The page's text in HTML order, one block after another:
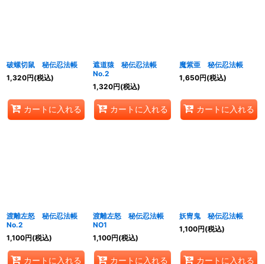
破螺切鼠 秘伝忍法帳
1,320円(税込)
カートに入れる
遮道猿 秘伝忍法帳
No.2
1,320円(税込)
カートに入れる
魔紫亜 秘伝忍法帳
1,650円(税込)
カートに入れる
渡離左怒 秘伝忍法帳
No.2
1,100円(税込)
カートに入れる
渡離左怒 秘伝忍法帳
NO1
1,100円(税込)
カートに入れる
妖冑鬼 秘伝忍法帳
1,100円(税込)
カートに入れる